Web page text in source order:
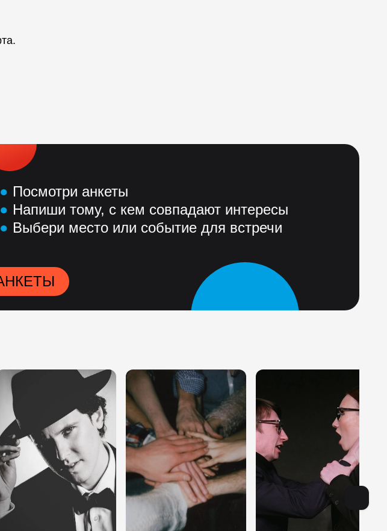
● Посмотри анкеты
● Напиши тому, с кем совпадают интересы
● Выбери место или событие для встречи